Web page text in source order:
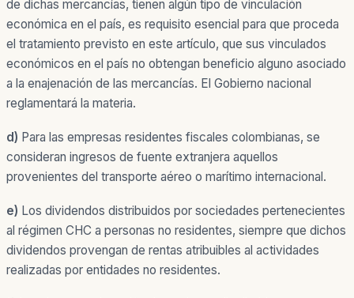
de dichas mercancías, tienen algún tipo de vinculación
económica en el país, es requisito esencial para que proceda
el tratamiento previsto en este artículo, que sus vinculados
económicos en el país no obtengan beneficio alguno asociado
a la enajenación de las mercancías. El Gobierno nacional
reglamentará la materia.
d) Para las empresas residentes fiscales colombianas, se
consideran ingresos de fuente extranjera aquellos
provenientes del transporte aéreo o marítimo internacional.
e) Los dividendos distribuidos por sociedades pertenecientes
al régimen CHC a personas no residentes, siempre que dichos
dividendos provengan de rentas atribuibles al actividades
realizadas por entidades no residentes.